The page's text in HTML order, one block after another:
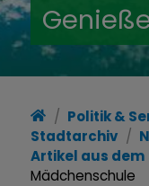
Politik &
Stadtarchiv
Artikel aus dem
Mädchenschule